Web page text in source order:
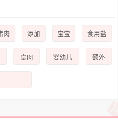
肉 添加 宝宝 食用盐
食肉 婴幼儿 额外